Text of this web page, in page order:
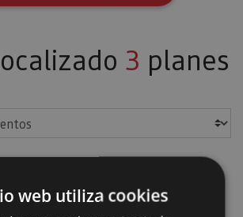
3 planes
y deporte Añadir filtros
web utiliza cookies